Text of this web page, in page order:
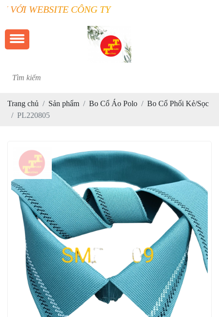
TY TRƯỜNG THUẬN TÀI
Trang chủ Sản phẩm Bo Cổ Áo Polo
Bo Cổ Phối Kẻ/Sọc
PL220805